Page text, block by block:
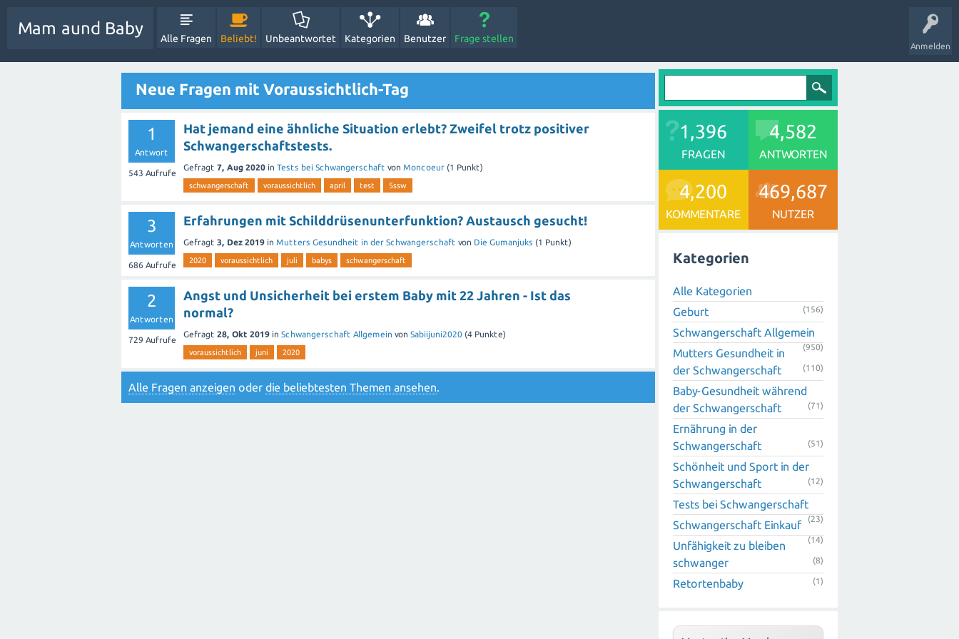
Anmelden
Mam aund Baby
Alle Fragen Beliebt! Unbeantwortet Kategorien Benutzer Frage stellen
Neue Fragen mit Voraussichtlich-Tag
1
Antwort
543 Aufrufe
Hat jemand eine ähnliche Situation erlebt? Zweifel trotz positiver
Schwangerschaftstests.
Gefragt 7, Aug 2020 in Tests bei Schwangerschaft von Moncoeur (1 Punkt)
schwangerschaft voraussichtlich april test 5ssw
3
Antworten
686 Aufrufe
Erfahrungen mit Schilddrüsenunterfunktion? Austausch gesucht!
Gefragt 3, Dez 2019 in Mutters Gesundheit in der Schwangerschaft von Die Gumanjuks (1 Punkt)
2020 voraussichtlich juli babys schwangerschaft
2
Antworten
729 Aufrufe
Angst und Unsicherheit bei erstem Baby mit 22 Jahren - Ist das
normal?
Gefragt 28, Okt 2019 in Schwangerschaft Allgemein von Sabiijuni2020 (4 Punkte)
voraussichtlich juni 2020
Alle Fragen anzeigen oder die beliebtesten Themen ansehen.
1,396
FRAGEN
4,582
ANTWORTEN
4,200
KOMMENTARE
469,687
NUTZER
Kategorien
Alle Kategorien
Geburt
(156)
Schwangerschaft Allgemein
(950)
Mutters Gesundheit in
der Schwangerschaft
(110)
Baby-Gesundheit während
der Schwangerschaft
(71)
Ernährung in der
Schwangerschaft
(51)
Schönheit und Sport in der
Schwangerschaft
(12)
Tests bei Schwangerschaft
(23)
Schwangerschaft Einkauf
(14)
Unfähigkeit zu bleiben
schwanger
(8)
Retortenbaby (1)